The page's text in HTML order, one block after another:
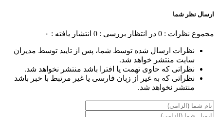
ارسال نظر شما
مجموع نظرات : 0 در انتظار بررسی : 0 انتشار یافته : ۰
نظرات ارسال شده توسط شما، پس از تایید توسط مدیران
سایت منتشر خواهد شد.
نظراتی که حاوی تهمت یا افترا باشد منتشر نخواهد شد.
نظراتی که به غیر از زبان فارسی یا غیر مرتبط با خبر باشد
منتشر نخواهد شد.